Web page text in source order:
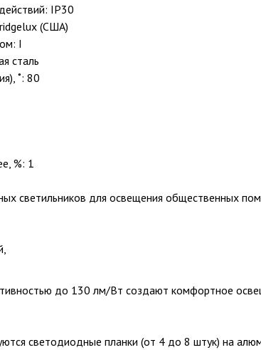
IP30
(США)
I
сталь
˚: 80
%: 1
светильников для освещения общественных
до 130 лм/Вт создают комфортное
светодиодные планки (от 4 до 8 штук) на